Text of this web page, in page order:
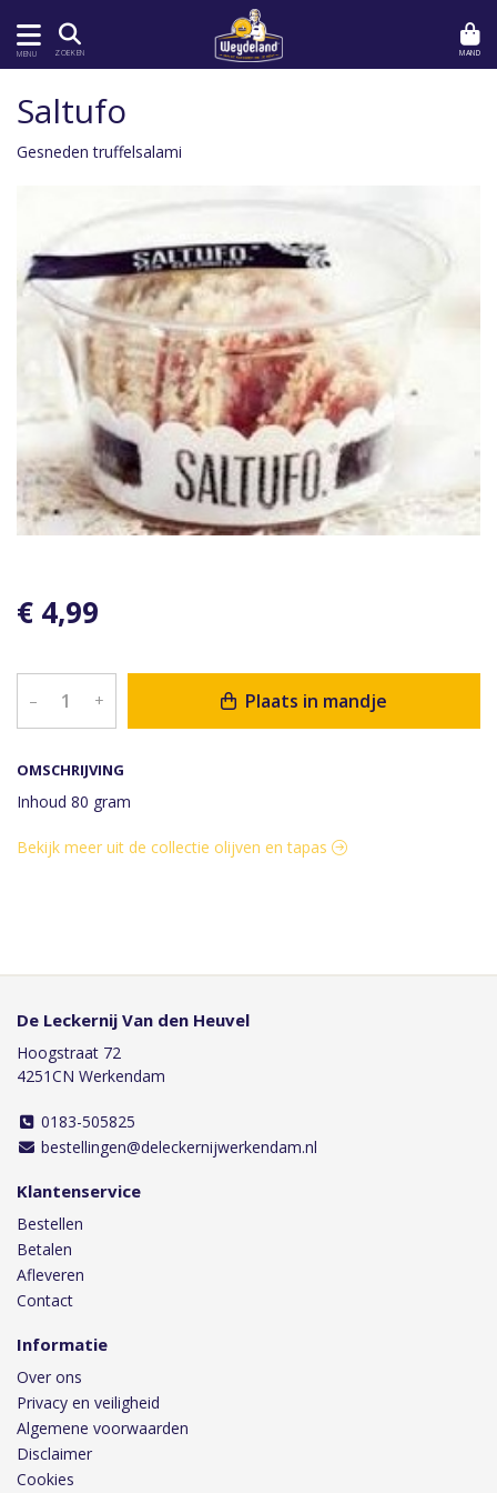
MENU ZOEKEN MAND
OMSCHRIJVING
Inhoud 80 gram
Saltufo
Gesneden truffelsalami
€ 4,99
– + Plaats in mandje
Bekijk meer uit de collectie olijven en tapas
De Leckernij Van den Heuvel
Hoogstraat 72
4251CN Werkendam
0183-505825
bestellingen@deleckernijwerkendam.nl
Klantenservice
Bestellen
Betalen
Afleveren
Contact
Informatie
Over ons
Privacy en veiligheid
Algemene voorwaarden
Disclaimer
Cookies